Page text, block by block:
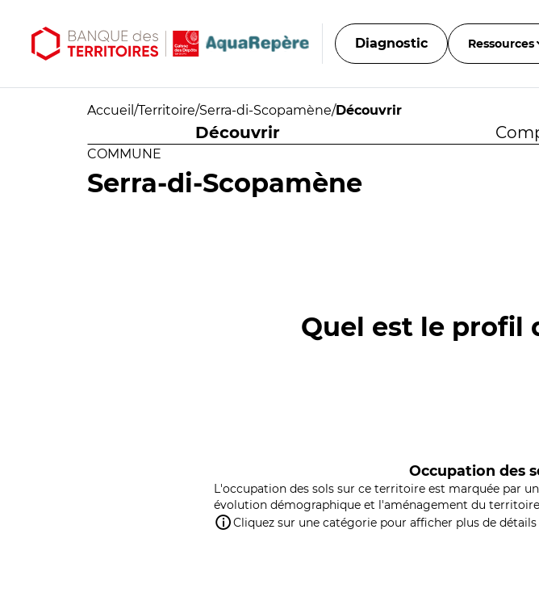
Diagnostic Ressources
Accueil /Territoire/Serra-di-Scopamène/Découvrir
Découvrir
COMMUNE
Serra-di-Scopamène
Quel est le profil
Occupation des
L'occupation des sols sur ce territoire est marquée par
évolution démographique et l'aménagement du
Cliquez sur une catégorie pour afficher plus de détails